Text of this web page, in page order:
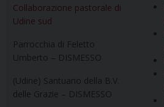
Collaborazione pastorale di
Udine sud
Parrocchia di Feletto
Umberto – DISMESSO
(Udine) Santuario della B.V.
delle Grazie – DISMESSO